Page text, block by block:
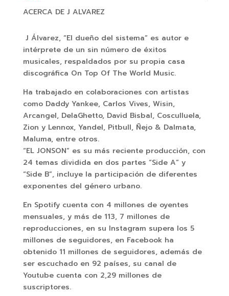
ACERCA DE J ALVAREZ
J Álvarez, “El dueño del sistema” es autor e
intérprete de un sin número de éxitos
musicales, respaldados por su propia casa
discográfica On Top Of The World Music.
Ha trabajado en colaboraciones con artistas
como Daddy Yankee, Carlos Vives, Wisin,
Arcangel, DelaGhetto, David Bisbal, Cosculluela,
Zion y Lennox, Yandel, Pitbull, Ñejo & Dalmata,
Maluma, entre otros.
“EL JONSON” es su más reciente producción, con
24 temas dividida en dos partes “Side A” y
“Side B”, incluye la participación de diferentes
exponentes del género urbano.
En Spotify cuenta con 4 millones de oyentes
mensuales, y más de 113, 7 millones de
reproducciones, en su Instagram supera los 5
millones de seguidores, en Facebook ha
obtenido 11 millones de seguidores, además de
ser escuchado en 92 países, su canal de
Youtube cuenta con 2,29 millones de
suscriptores.